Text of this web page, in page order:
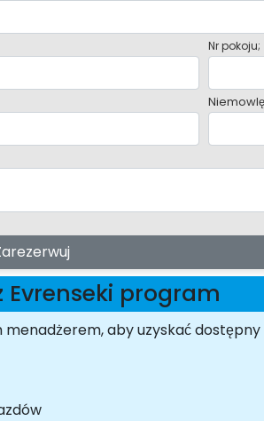
Nr pokoju;
Evrenseki program
aby uzyskać dostępny